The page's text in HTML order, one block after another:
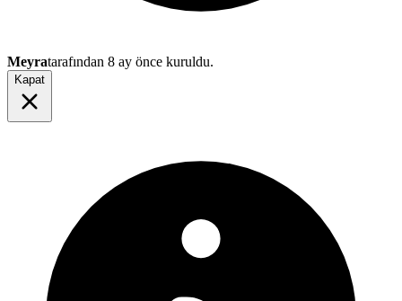
Meyratarafından 8 ay önce kuruldu.
Kapat